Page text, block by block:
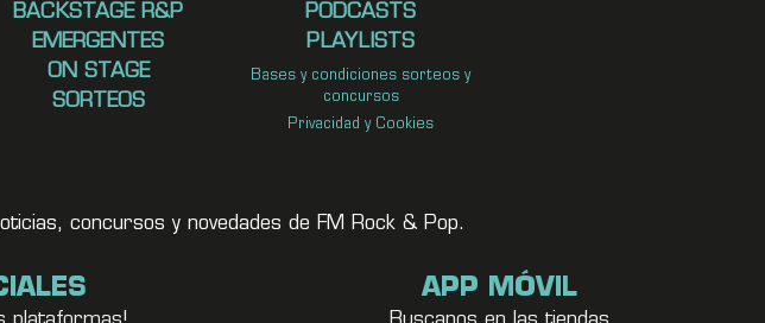
BACKSTAGE R&P
EMERGENTES
ON STAGE
SORTEOS
PODCASTS
PLAYLISTS
Bases y condiciones sorteos y
concursos
Privacidad y Cookies
concursos y novedades de FM Rock & Pop.
APP MÓVIL